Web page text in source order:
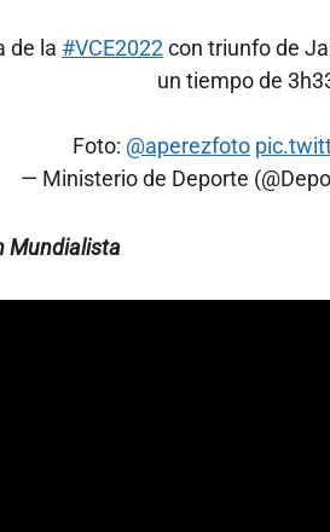
de la #VCE2022con triunfo de
un tiempo de
Foto: @aperezfoto
— Ministerio de Deporte
Mundialista